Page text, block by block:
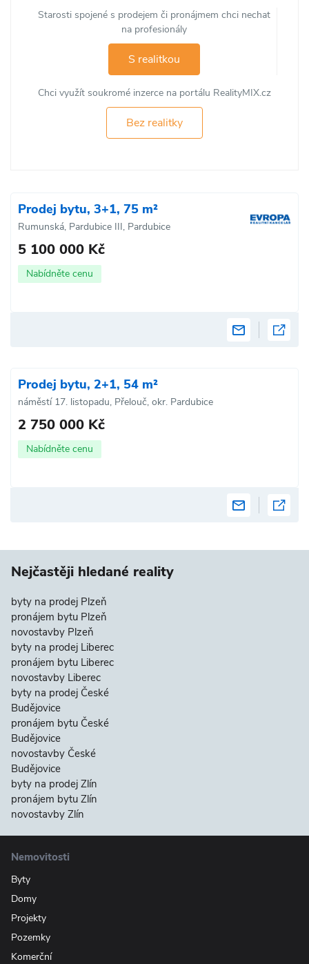
Starosti spojené s prodejem či pronájmem chci nechat
na profesionály
S realitkou
Chci využít soukromé inzerce na portálu RealityMIX.cz
Bez realitky
Prodej bytu, 3+1, 75 m²
Rumunská, Pardubice III, Pardubice
5 100 000 Kč
Nabídněte cenu
Prodej bytu, 2+1, 54 m²
náměstí 17. listopadu, Přelouč, okr. Pardubice
2 750 000 Kč
Nabídněte cenu
Nejčastěji hledané reality
byty na prodej Plzeň
pronájem bytu Plzeň
novostavby Plzeň
byty na prodej Liberec
pronájem bytu Liberec
novostavby Liberec
byty na prodej České
Budějovice
pronájem bytu České
Budějovice
novostavby České
Budějovice
byty na prodej Zlín
pronájem bytu Zlín
novostavby Zlín
Nemovitosti
Byty
Domy
Projekty
Pozemky
Komerční